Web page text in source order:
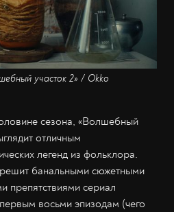
участок 2» / Okko
сезона, «Волшебный
отличным
легенд из фольклора.
банальными сюжетными
препятствиями сериал
первым восьми эпизодам (чего